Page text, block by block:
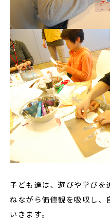
子ども達は、遊びや学びを
ねながら価値観を吸収し、
いきます。